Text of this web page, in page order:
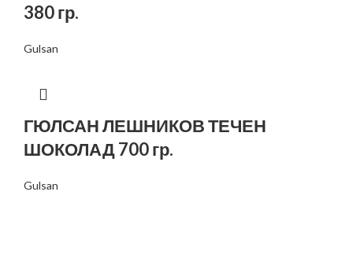
380 гр.
Gulsan
ГЮЛСАН ЛЕШНИКОВ ТЕЧЕН
ШОКОЛАД 700 гр.
Gulsan